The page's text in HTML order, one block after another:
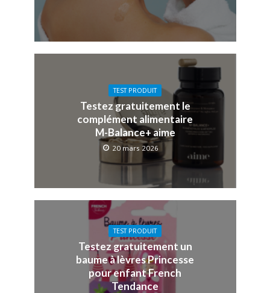
TEST PRODUIT
Testez gratuitement le
complément alimentaire
M-Balance+ aime
20 mars 2026
TEST PRODUIT
Testez gratuitement un
baume à lèvres Princesse
pour enfant French
Tendance